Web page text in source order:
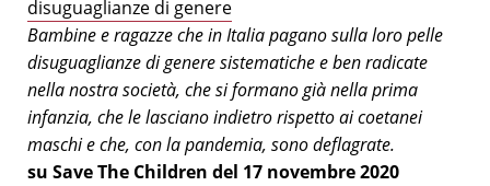
disuguaglianze di genere
Bambine e ragazze che in Italia pagano sulla loro pelle
disuguaglianze di genere sistematiche e ben radicate
nella nostra società, che si formano già nella prima
infanzia, che le lasciano indietro rispetto ai coetanei
maschi e che, con la pandemia, sono deflagrate.
su Save The Children del 17 novembre 2020